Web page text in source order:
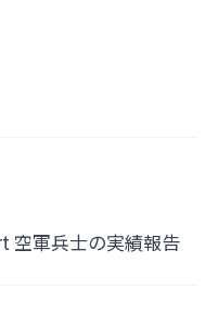
軍兵士の実績報告